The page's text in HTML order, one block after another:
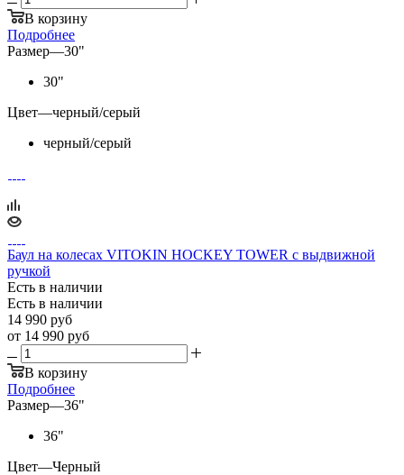
В корзину
Подробнее
Размер—30"
30"
Цвет—черный/серый
черный/серый
Баул на колесах VITOKIN HOCKEY TOWER с выдвижной
ручкой
Есть в наличии
Есть в наличии
14 990 руб
от 14 990 руб
В корзину
Подробнее
Размер—36"
36"
Цвет—Черный